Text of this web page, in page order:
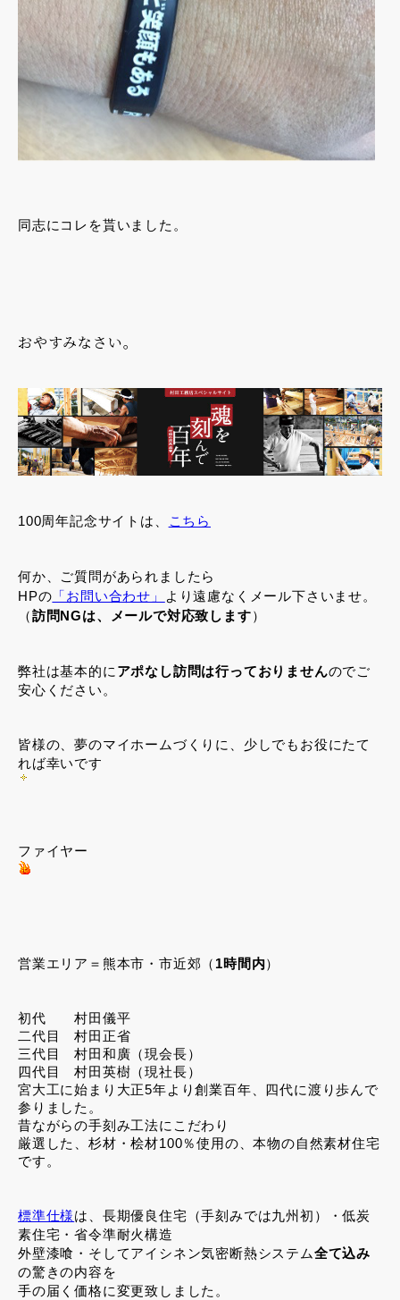
同志にコレを貰いました。
おやすみなさい。
100周年記念サイトは、 こちら
何か、ご質問があられましたら
HPの 「お問い合わせ」
より遠慮なくメール下さいませ。
（訪問NGは、メールで対応致します）
弊社は基本的に アポなし訪問は行っておりませんのでご
安心ください。
皆様の、夢のマイホームづくりに、少しでもお役にたて
れば幸いです
ファイヤー
営業エリア＝熊本市・市近郊（ 1時間内）
初代 村田儀平
二代目 村田正省
三代目 村田和廣（現会長）
四代目 村田英樹（現社長）
宮大工に始まり大正5年より創業百年、四代に渡り歩んで
参りました。
昔ながらの手刻み工法にこだわり
厳選した、杉材・桧材100％使用の、本物の自然素材住宅
です。
標準仕様は、長期優良住宅（手刻みでは九州初）・低炭
素住宅・省令準耐火構造
外壁漆喰・そしてアイシネン気密断熱システム全て込み
の驚きの内容を
手の届く価格に変更致しました。